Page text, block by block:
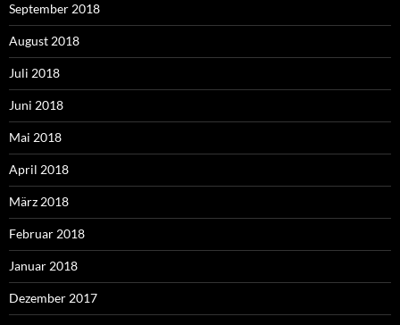
September 2018
August 2018
Juli 2018
Juni 2018
Mai 2018
April 2018
März 2018
Februar 2018
Januar 2018
Dezember 2017